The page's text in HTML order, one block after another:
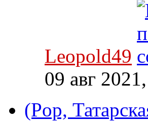
Leopold49
09 авг
(Pop,